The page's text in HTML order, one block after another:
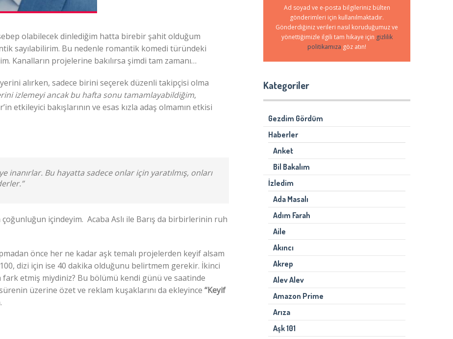
olabilecek dinlediğim hatta birebir şahit olduğum
sayılabilirim. Bu nedenle romantik komedi türündeki
Kanalların projelerine bakılırsa şimdi tam zamanı…
alırken, sadece birini seçerek düzenli takipçisi olma
izlemeyi ancak bu hafta sonu tamamlayabildiğim,
etkileyici bakışlarının ve esas kızla adaş olmamın etkisi
inanırlar. Bu hayatta sadece onlar için yaratılmış, onları
içindeyim. Acaba Aslı ile Barış da birbirlerinin ruh
önce her ne kadar aşk temalı projelerden keyif alsam
dizi için ise 40 dakika olduğunu belirtmem gerekir. İkinci
etmiş miydiniz? Bu bölümü kendi günü ve saatinde
üzerine özet ve reklam kuşaklarını da ekleyince “Keyif
Ad soyad ve e-posta bilgileriniz bülten
gönderimleri için kullanılmaktadır.
Gönderdiğiniz verileri nasıl koruduğumuz ve
yönettiğimizle ilgili tam hikaye için gizlilik
politikamıza göz atın!
Kategoriler
Gezdim Gördüm
Haberler
Anket
Bil Bakalım
İzledim
Ada Masalı
Adım Farah
Aile
Akıncı
Akrep
Alev Alev
Amazon Prime
Arıza
Aşk 101